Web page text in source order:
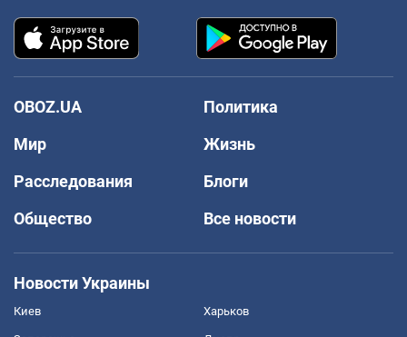
OBOZ.UA
Политика
Мир
Жизнь
Расследования
Блоги
Общество
Все новости
Новости Украины
Киев Харьков